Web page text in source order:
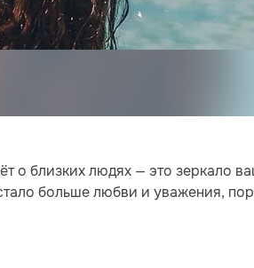
о близких людях — это зеркало
больше любви и уважения,